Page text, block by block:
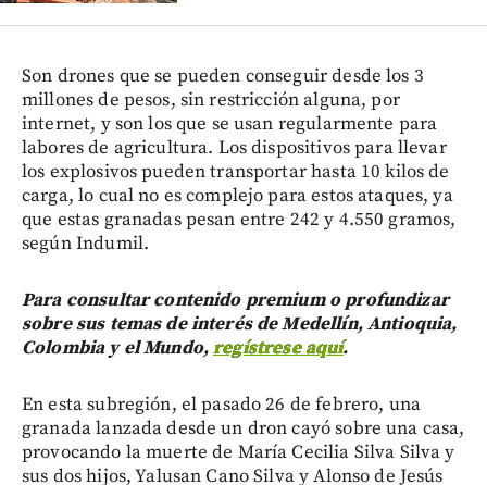
Son drones que se pueden conseguir desde los 3
millones de pesos, sin restricción alguna, por
internet, y son los que se usan regularmente para
labores de agricultura. Los dispositivos para llevar
los explosivos pueden transportar hasta 10 kilos de
carga, lo cual no es complejo para estos ataques, ya
que estas granadas pesan entre 242 y 4.550 gramos,
según Indumil.
Para consultar contenido premium o profundizar
sobre sus temas de interés de Medellín, Antioquia,
Colombia y el Mundo,regístrese aquí.
En esta subregión, el pasado 26 de febrero, una
granada lanzada desde un dron cayó sobre una casa,
provocando la muerte de María Cecilia Silva Silva y
sus dos hijos, Yalusan Cano Silva y Alonso de Jesús